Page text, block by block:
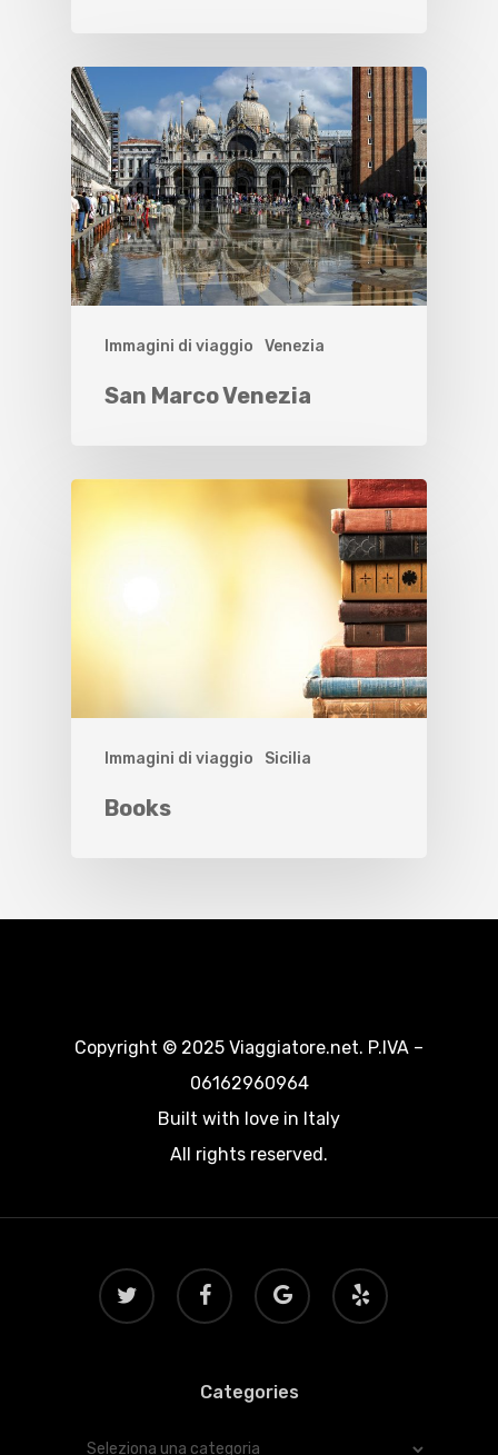
Immagini di viaggio Venezia
San Marco Venezia
Immagini di viaggio Sicilia
Books
Copyright © 2025 Viaggiatore.net. P.IVA –
06162960964
Built with love in Italy
All rights reserved.
twitter facebook
google-
plus
yelp
Categories
Categories